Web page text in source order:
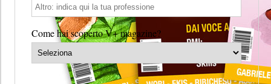
Come hai scoperto V+ magazine?